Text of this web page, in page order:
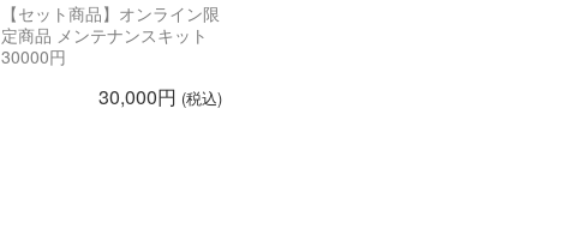
【セット商品】オンライン限
定商品 メンテナンスキット
30000円
30,000円 (税込)